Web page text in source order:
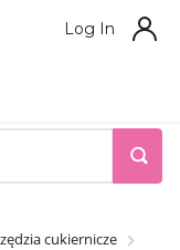
Log In
cukiernicze